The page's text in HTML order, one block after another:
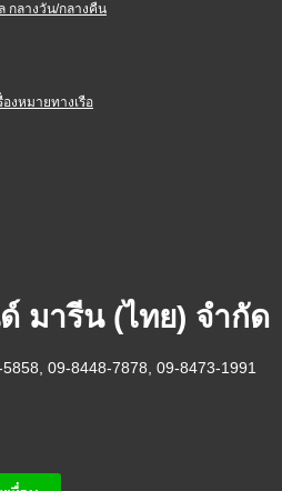
กลางวัน/กลางคืน
งหมายทางเรือ
มารีน (ไทย) จำกัด
09-8448-7878, 09-8473-1991